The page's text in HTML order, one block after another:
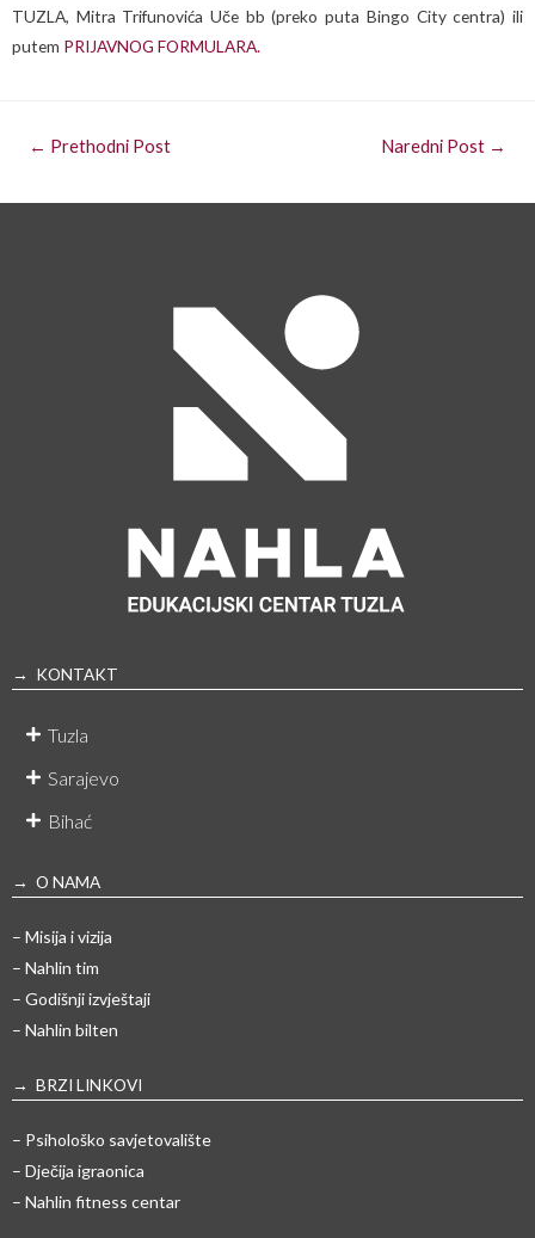
TUZLA, Mitra Trifunovića Uče bb (preko puta Bingo City centra) ili
putem PRIJAVNOG FORMULARA.
← Prethodni Post Naredni Post →
→ KONTAKT
Tuzla
Sarajevo
Bihać
→ O NAMA
– Misija i vizija
– Nahlin tim
– Godišnji izvještaji
– Nahlin bilten
→ BRZI LINKOVI
– Psihološko savjetovalište
– Dječija igraonica
– Nahlin fitness centar